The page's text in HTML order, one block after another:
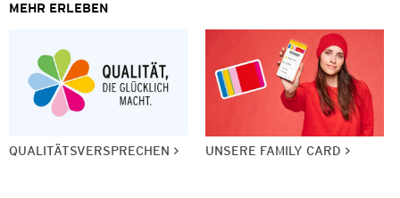
MEHR ERLEBEN
QUALITÄTSVERSPRECHEN UNSERE FAMILY CARD